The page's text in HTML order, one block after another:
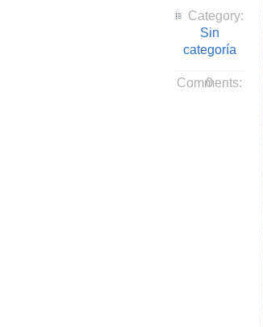
Category:
Sin
categoría
Comments:
0